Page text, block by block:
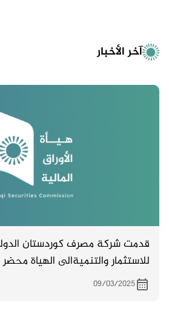
آخر الأخبار
قدمت شركة مصرف كوردستان
للاستثمار والتنميةالى الهياة
العامة ( غير المصدق ) والمنعقد بتاريخ 15/2/ 2025
09/03/2025